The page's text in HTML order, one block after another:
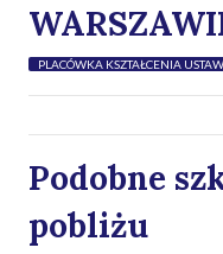
PLACÓWKA KSZTAŁCENIA
Podobne
pobliżu